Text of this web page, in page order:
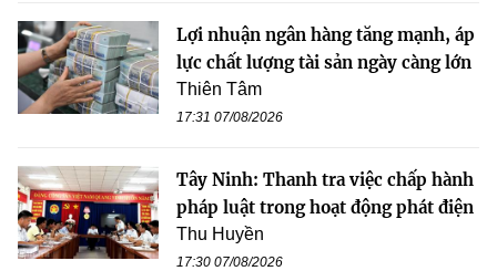
Lợi nhuận ngân hàng tăng mạnh, áp
lực chất lượng tài sản ngày càng lớn
Thiên Tâm
17:31 07/08/2026
Tây Ninh: Thanh tra việc chấp hành
pháp luật trong hoạt động phát điện
Thu Huyền
17:30 07/08/2026